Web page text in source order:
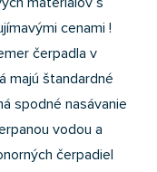
cenami !
čerpadla v
majú štandardné
spodné nasávanie
vodou a
čerpadiel